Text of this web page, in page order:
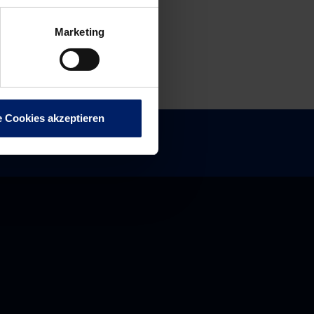
Marketing
Cookies akzeptieren